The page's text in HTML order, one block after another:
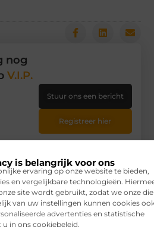
is belangrijk voor ons
ervaring op onze website te bieden,
en vergelijkbare technologieën.
site wordt gebruikt, zodat we onze
van uw instellingen kunnen cookies
advertenties en statistische
in ons cookiebeleid.
nog
V.I.P.
Stuur ons een bericht
Registreer hier